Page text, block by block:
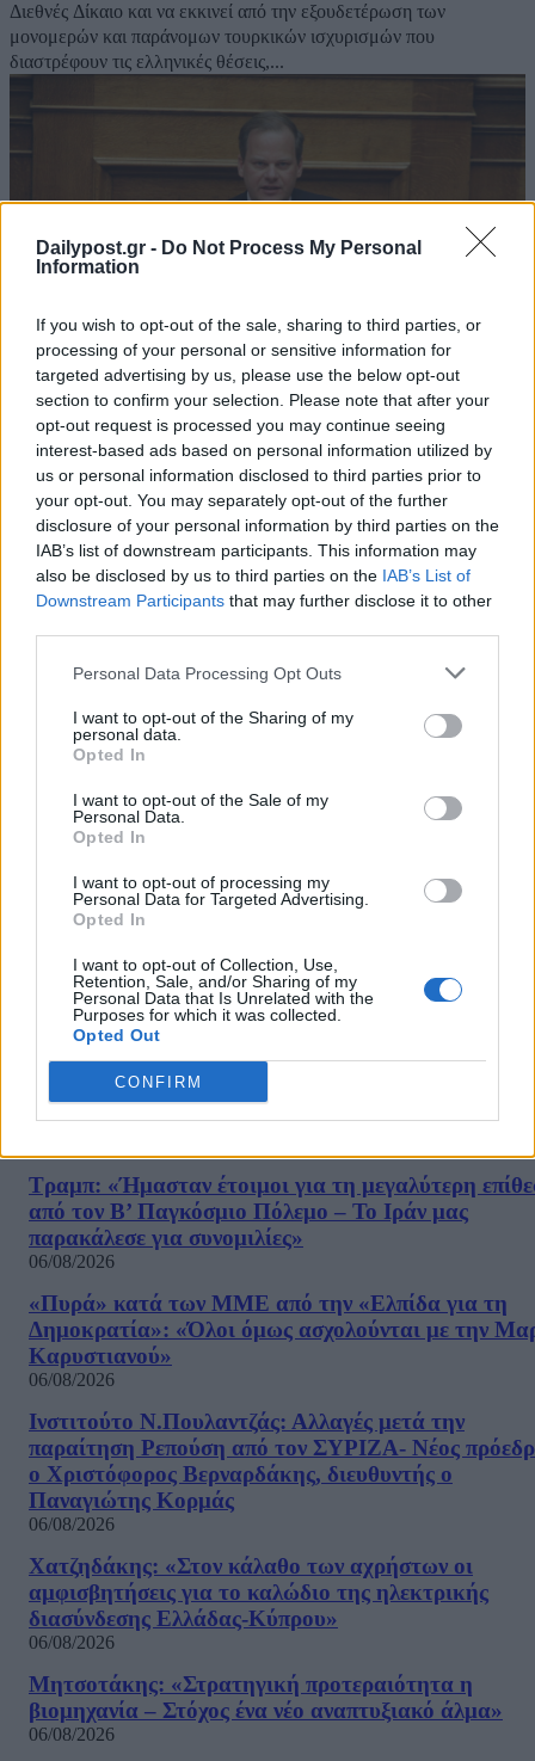
Dailypost.gr - Do Not Process My Personal
Information
If you wish to opt-out of the sale, sharing to third parties, or
processing of your personal or sensitive information for
targeted advertising by us, please use the below opt-out
section to confirm your selection. Please note that after your
opt-out request is processed you may continue seeing
interest-based ads based on personal information utilized by
us or personal information disclosed to third parties prior to
your opt-out. You may separately opt-out of the further
disclosure of your personal information by third parties on the
IAB’s list of downstream participants. This information may
also be disclosed by us to third parties on the IAB’s List of
Downstream Participants that may further disclose it to other
Personal Data Processing Opt Outs
I want to opt-out of the Sharing of my
personal data.
Opted In
I want to opt-out of the Sale of my
Personal Data.
Opted In
I want to opt-out of processing my
Personal Data for Targeted Advertising.
Opted In
I want to opt-out of Collection, Use,
Retention, Sale, and/or Sharing of my
Personal Data that Is Unrelated with the
Purposes for which it was collected.
Opted Out
CONFIRM
Διεθνές Δίκαιο και να εκκινεί από την εξουδετέρωση των
μονομερών και παράνομων τουρκικών ισχυρισμών που
διαστρέφουν τις ελληνικές θέσεις,...
Οι 19 μεταρρυθμίσεις και τα έργα που
εντάχθηκαν στο Αναπτυξιακό Πρόγραμμα
Συμβάσεων Στρατηγικής Σημασίας
09/11/2021
Την ένταξη δεκαεννιά μεταρρυθμίσεων και έργων ύψους 2,5 δις
ευρώ στο Αναπτυξιακό Πρόγραμμα Συμβάσεων Στρατηγικής
Σημασίας αποφάσισε η Κυβερνητική Επιτροπή Συμβάσεων
την Προεδρία του Υπουργού Μεταφορών και Υποδομών,
Κωνσταντίνου Καραμανλή. Στη...
Σελίδα 1 από 2
ΡΟΗ ΕΙΔΗΣΕΩΝ
διώξεων σε βάρος του πρώην συμβούλου για την
Άντονι Φάουτσι
06/08/2026
ΕΛΑΣ: «Βιομηχανία κοροϊδίας από τον
7 χρόνια μετά, ξαναπαρουσιάζει τις ίδιες
υποσχέσεις»
Τραμπ: «Ήμασταν έτοιμοι για τη μεγαλύτερη
από τον Β’ Παγκόσμιο Πόλεμο – Το Ιράν μας
παρακάλεσε για συνομιλίες»
06/08/2026
«Πυρά» κατά των ΜΜΕ από την «Ελπίδα για τη
Δημοκρατία»: «Όλοι όμως ασχολούνται με την
Καρυστιανού»
06/08/2026
Ινστιτούτο Ν.Πουλαντζάς: Αλλαγές μετά την
παραίτηση Ρεπούση από τον ΣΥΡΙΖΑ- Νέος
ο Χριστόφορος Βερναρδάκης, διευθυντής ο
Παναγιώτης Κορμάς
06/08/2026
Χατζηδάκης: «Στον κάλαθο των αχρήστων οι
αμφισβητήσεις για το καλώδιο της ηλεκτρικής
διασύνδεσης Ελλάδας-Κύπρου»
06/08/2026
Μητσοτάκης: «Στρατηγική προτεραιότητα η
βιομηχανία – Στόχος ένα νέο αναπτυξιακό άλμα»
06/08/2026